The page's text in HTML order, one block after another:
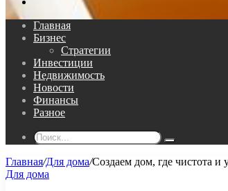
Главная
Бизнес
Стратегии
Инвестиции
Недвижимость
Новости
Финансы
Разное
Поиск...
Главная/Для дома/Создаем дом, где чистота и
Для дома